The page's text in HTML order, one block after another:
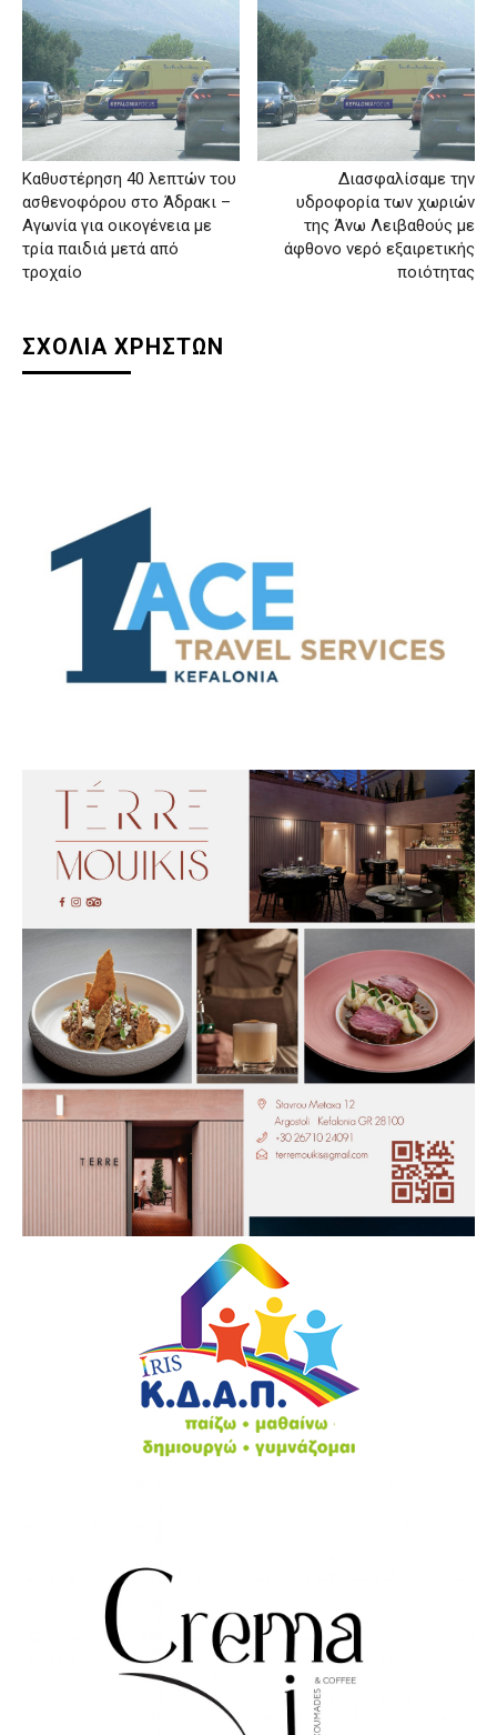
Καθυστέρηση 40 λεπτών του
ασθενοφόρου στο Άδρακι –
Αγωνία για οικογένεια με
τρία παιδιά μετά από
τροχαίο
Διασφαλίσαμε την
υδροφορία των χωριών
της Άνω Λειβαθούς με
άφθονο νερό εξαιρετικής
ποιότητας
ΣΧΟΛΙΑ ΧΡΗΣΤΩΝ